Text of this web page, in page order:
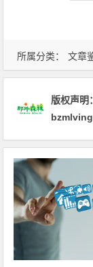
所属分类： 文章
版权声明
bzmlving